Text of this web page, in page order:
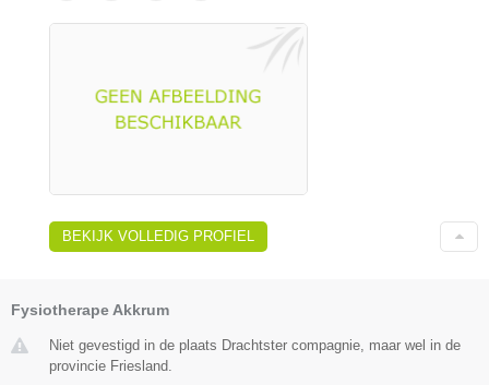
BEKIJK VOLLEDIG PROFIEL
Fysiotherape Akkrum
Niet gevestigd in de plaats Drachtster compagnie, maar wel in de
provincie Friesland.